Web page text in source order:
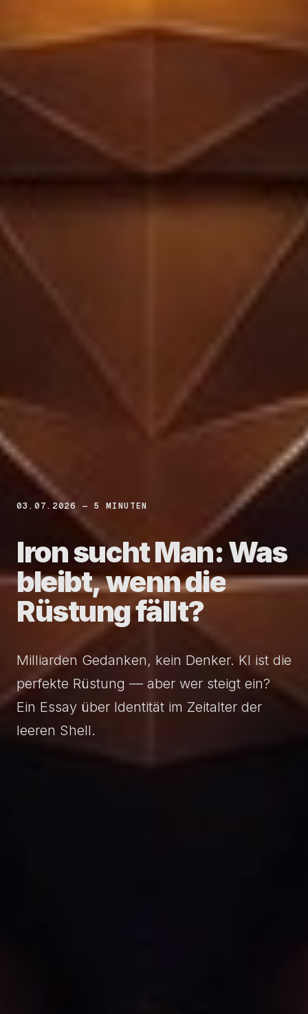
03.07.2026 — 5 MINUTEN
IronsuchtMan:Was
bleibt,wenndie
Rüstungfällt?
Milliarden Gedanken, kein Denker. KI ist die
perfekte Rüstung — aber wer steigt ein?
Ein Essay über Identität im Zeitalter der
leeren Shell.